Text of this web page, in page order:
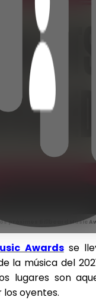
próximos Billboard Music
Awardsse
la música del
lugares son
oyentes.